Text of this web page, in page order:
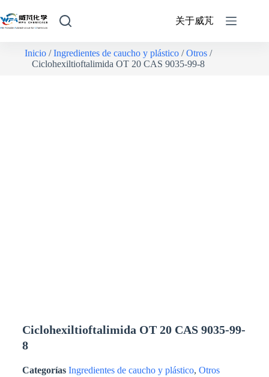
关于威芃
Inicio /Ingredientes de caucho y plástico /Otros /
Ciclohexiltioftalimida OT 20 CAS 9035-99-8
Ciclohexiltioftalimida OT 20 CAS 9035-99-
8
Categorías Ingredientes de caucho y plástico, Otros